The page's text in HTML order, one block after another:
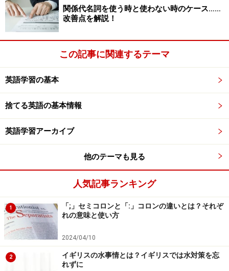
たらい回し」 を経験して、なんとかならないものかとい
つも考えていました。同じような経験をされたことが、
みなさんもきっとあると思います。
今回は、私なりに整理したアイデアをご紹介しますの
で、スッキリしてくださいね！
Say 'yay'!
「口頭」でなにかを言うこと
か」は雄叫びでも意味のあることでも、なんでも構いま
せん。雄叫びにも一応'ah'という文字が当てられていま
すので、単語として表せるものならなんでも使えます。
とにかく、 「口から単語になっていることばを言う」
関係代名詞を使う時と使わない時のケース……
改善点を解説！
この記事に関連するテーマ
英語学習の基本
捨てる英語の基本情報
英語学習アーカイブ
他のテーマも見る
人気記事ランキング
1
「;」セミコロンと「:」コロンの違いとは？それぞ
れの意味と使い方
2024/04/10
2
イギリスの水事情とは？イギリスでは水対策を忘
れずに